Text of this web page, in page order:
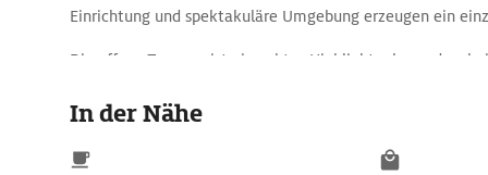
Einrichtung und spektakuläre Umgebung erzeugen ein
Die offene Terrasse ist ein echtes Highlight – besonders bei
Sommerwochenenden sorgen die besten DJs der Stadt für
Erlebnis kulinarisch untermalen.
In der Nähe